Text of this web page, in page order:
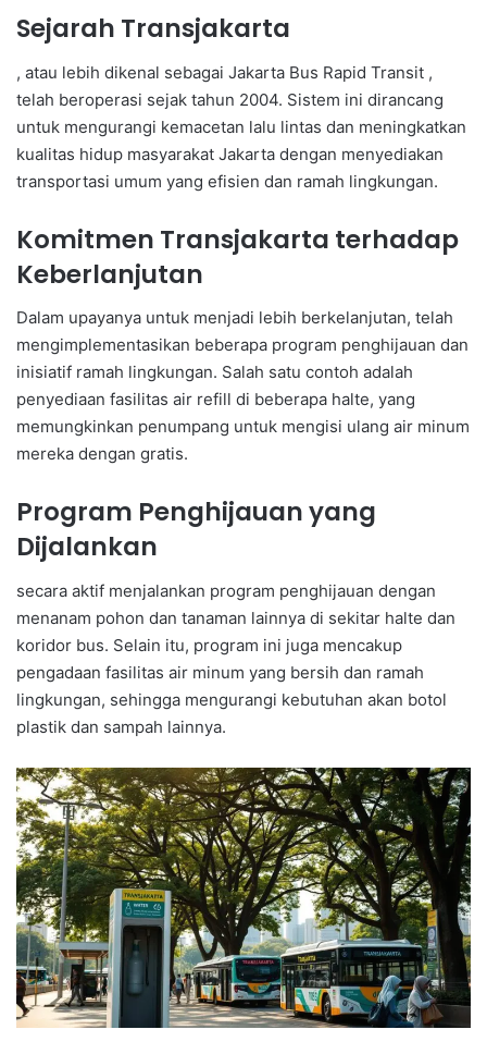
Sejarah Transjakarta
, atau lebih dikenal sebagai Jakarta Bus Rapid Transit ,
telah beroperasi sejak tahun 2004. Sistem ini dirancang
untuk mengurangi kemacetan lalu lintas dan meningkatkan
kualitas hidup masyarakat Jakarta dengan menyediakan
transportasi umum yang efisien dan ramah lingkungan.
Komitmen Transjakarta terhadap
Keberlanjutan
Dalam upayanya untuk menjadi lebih berkelanjutan, telah
mengimplementasikan beberapa program penghijauan dan
inisiatif ramah lingkungan. Salah satu contoh adalah
penyediaan fasilitas air refill di beberapa halte, yang
memungkinkan penumpang untuk mengisi ulang air minum
mereka dengan gratis.
Program Penghijauan yang
Dijalankan
secara aktif menjalankan program penghijauan dengan
menanam pohon dan tanaman lainnya di sekitar halte dan
koridor bus. Selain itu, program ini juga mencakup
pengadaan fasilitas air minum yang bersih dan ramah
lingkungan, sehingga mengurangi kebutuhan akan botol
plastik dan sampah lainnya.